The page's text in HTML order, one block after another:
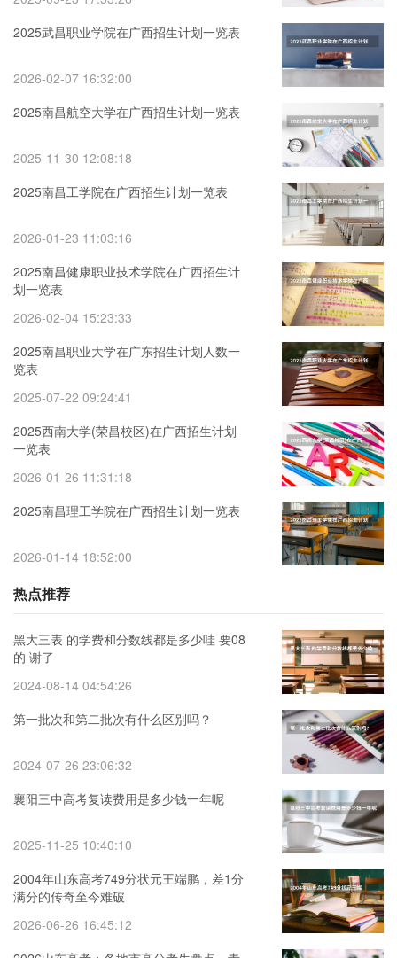
2025武昌职业学院在广西招生计划一览表
2026-02-07 16:32:00
2025南昌航空大学在广西招生计划一览表
2025-11-30 12:08:18
2025南昌工学院在广西招生计划一览表
2026-01-23 11:03:16
2025南昌健康职业技术学院在广西招生计
划一览表
2026-02-04 15:23:33
2025南昌职业大学在广东招生计划人数一
览表
2025-07-22 09:24:41
2025西南大学(荣昌校区)在广西招生计划
一览表
2026-01-26 11:31:18
2025南昌理工学院在广西招生计划一览表
2026-01-14 18:52:00
热点推荐
黑大三表 的学费和分数线都是多少哇 要08
的 谢了
2024-08-14 04:54:26
第一批次和第二批次有什么区别吗？
2024-07-26 23:06:32
襄阳三中高考复读费用是多少钱一年呢
2025-11-25 10:40:10
2004年山东高考749分状元王端鹏，差1分
满分的传奇至今难破
2026-06-26 16:45:12